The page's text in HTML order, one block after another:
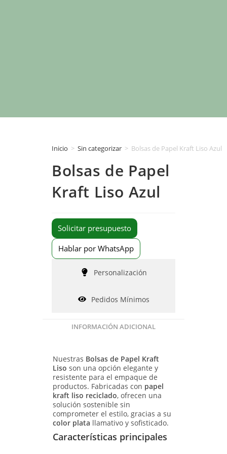
Inicio > Sin categorizar > Bolsas de Papel Kraft Liso Azul
Bolsas de Papel
Kraft Liso Azul
Solicitar presupuesto
Hablar por WhatsApp
Personalización
Pedidos Mínimos
INFORMACIÓN ADICIONAL
Nuestras Bolsas de Papel Kraft
Liso son una opción elegante y
resistente para el empaque de
productos. Fabricadas con papel
kraft liso reciclado, ofrecen una
solución sostenible sin
comprometer el estilo, gracias a su
color plata llamativo y sofisticado.
Características principales